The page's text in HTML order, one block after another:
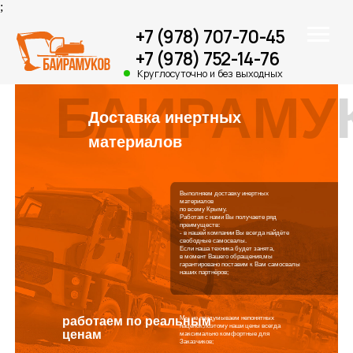
;
+7 (978) 752-14-76
+7 (978) 707-70-45
Круглосуточно и без выходных
Доставка инертных
материалов
работаем по реальным
ценам
Выполняем доставку инертных
материалов
по всему Крыму.
Работая с нами Вы получаете ряд
преимуществ:
- в нашей компании Вы всегда найдёте
свободные самосвалы.
Если наша техника будет занята,
в момент Вашего обращения,мы
гарантировано поставим к Вам самосвалы
наших партнёров;
Мы не придумываем непонятных
наценок,поэтому наши цены всегда
максимально комфортные для
Заказчиков;